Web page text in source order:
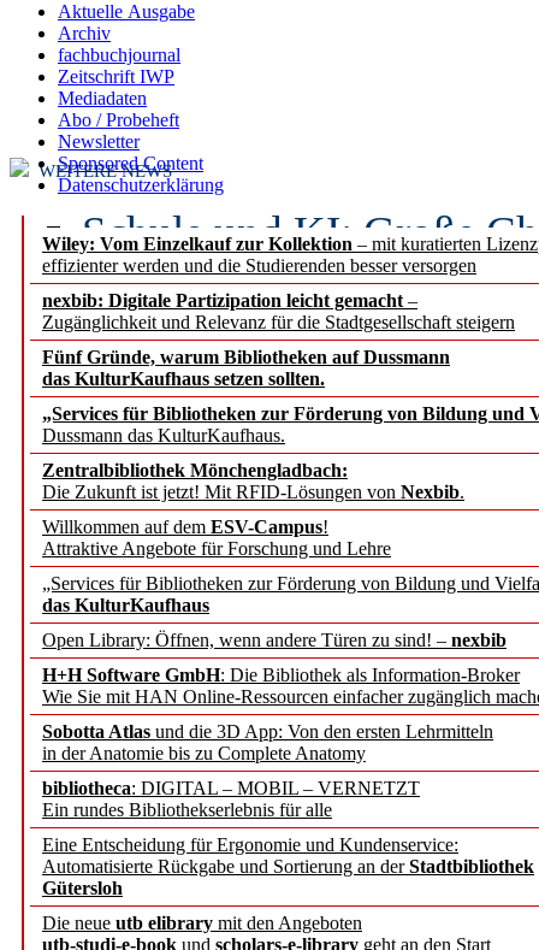
Aktuelle Ausgabe
Archiv
fachbuchjournal
Zeitschrift IWP
Mediadaten
Abo / Probeheft
Newsletter
Sponsored Content
Datenschutzerklärung
Wiley: Vom Einzelkauf zur Kollektion – mit kuratierten
effizienter werden und die Studierenden besser versorgen
nexbib: Digitale Partizipation leicht gemacht –
Zugänglichkeit und Relevanz für die Stadtgesellschaft steigern
Fünf Gründe, warum Bibliotheken auf Dussmann
das KulturKaufhaus setzen sollten.
„Services für Bibliotheken zur Förderung von Bildung und
Dussmann das KulturKaufhaus.
Zentralbibliothek Mönchengladbach:
Die Zukunft ist jetzt! Mit RFID-Lösungen von Nexbib.
Willkommen auf dem ESV-Campus!
Attraktive Angebote für Forschung und Lehre
„Services für Bibliotheken zur Förderung von Bildung und
das KulturKaufhaus
Open Library: Öffnen, wenn andere Türen zu sind! – nexbib
H+H Software GmbH: Die Bibliothek als Information-Broker
Wie Sie mit HAN Online-Ressourcen einfacher zugänglich
Sobotta Atlas und die 3D App: Von den ersten Lehrmitteln
in der Anatomie bis zu Complete Anatomy
bibliotheca: DIGITAL – MOBIL – VERNETZT
Ein rundes Bibliothekserlebnis für alle
Eine Entscheidung für Ergonomie und Kundenservice:
Automatisierte Rückgabe und Sortierung an derStadtbibliothek
Gütersloh
Die neue utb elibrary mit den Angeboten
utb-studi-e-book und scholars-e-library geht an den Start
WEITERE NEWS
Schule und KI: Große
Voraussetzungen
Erfolgreiches erstes
Segment Research –
angepasst
konstruktiv!
Mohr Siebeck
und die Zeitschrift für
Francke Attempto
EBSCO Information
Recherchefunktionen in
Sorbisches Institut neu
Geschichte und